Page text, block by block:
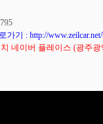
기 : http://www.zeilcar.net/
네이버 플레이스 (광주